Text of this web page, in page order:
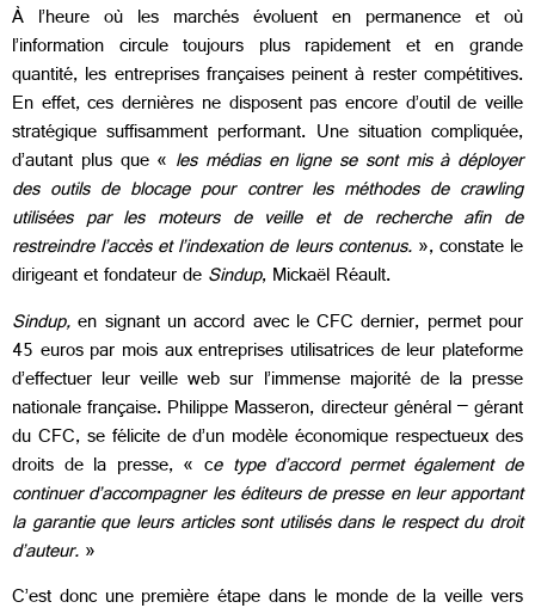
À l’heure où les marchés évoluent en permanence et où
l’information circule toujours plus rapidement et en grande
quantité, les entreprises françaises peinent à rester compétitives.
En effet, ces dernières ne disposent pas encore d’outil de veille
stratégique suffisamment performant. Une situation compliquée,
d’autant plus que « les médias en ligne se sont mis à déployer
des outils de blocage pour contrer les méthodes de crawling
utilisées par les moteurs de veille et de recherche afin de
restreindre l’accès et l’indexation de leurs contenus.», constate le
dirigeant et fondateur deSindup, Mickaël Réault.
Sindup,en signant un accord avec le CFC dernier, permet pour
45 euros par mois aux entreprises utilisatrices de leur plateforme
d’effectuer leur veille web sur l’immense majorité de la presse
nationale française. Philippe Masseron, directeur général – gérant
du CFC, se félicite de d’un modèle économique respectueux des
droits de la presse, « ce type d’accord permet également de
continuer d’accompagner les éditeurs de presse en leur apportant
la garantie que leurs articles sont utilisés dans le respect du droit
d’auteur.»
C’est donc une première étape dans le monde de la veille vers